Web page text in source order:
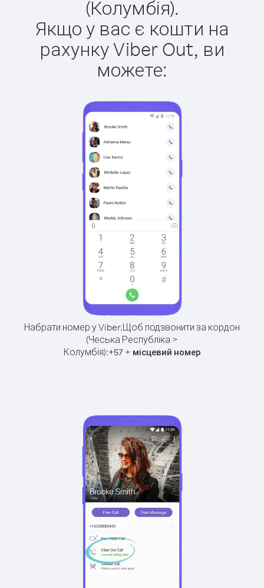
(Колумбія).
Якщо у вас є кошти на
рахунку Viber Out, ви
можете:
Набрати номер у Viber.Щоб подзвонити за кордон
(Чеська Республіка >
Колумбія):+57+ місцевий номер